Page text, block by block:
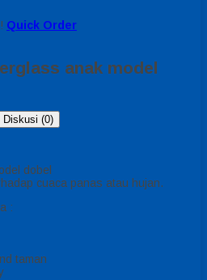
Quick Order
anak model
Diskusi (0)
dobel
cuaca panas atau hujan.
:
taman